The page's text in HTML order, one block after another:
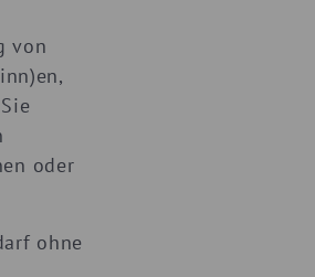
von
oder
ohne